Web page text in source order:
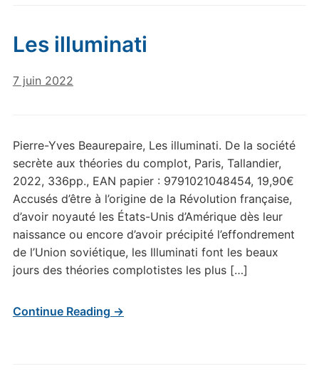
Les illuminati
7 juin 2022
Pierre-Yves Beaurepaire, Les illuminati. De la société
secrète aux théories du complot, Paris, Tallandier,
2022, 336pp., EAN papier : 9791021048454, 19,90€
Accusés d’être à l’origine de la Révolution française,
d’avoir noyauté les États-Unis d’Amérique dès leur
naissance ou encore d’avoir précipité l’effondrement
de l’Union soviétique, les Illuminati font les beaux
jours des théories complotistes les plus […]
Continue Reading →